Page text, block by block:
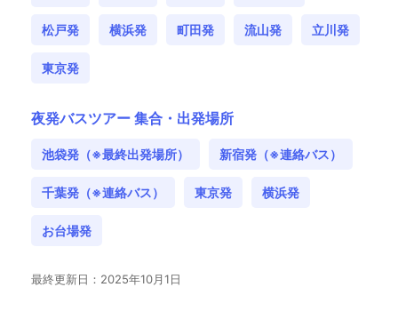
松戸発 横浜発 町田発 流山発 立川発
東京発
夜発バスツアー 集合・出発場所
池袋発（※最終出発場所） 新宿発（※連絡バス）
千葉発（※連絡バス） 東京発 横浜発
お台場発
最終更新日：2025年10月1日